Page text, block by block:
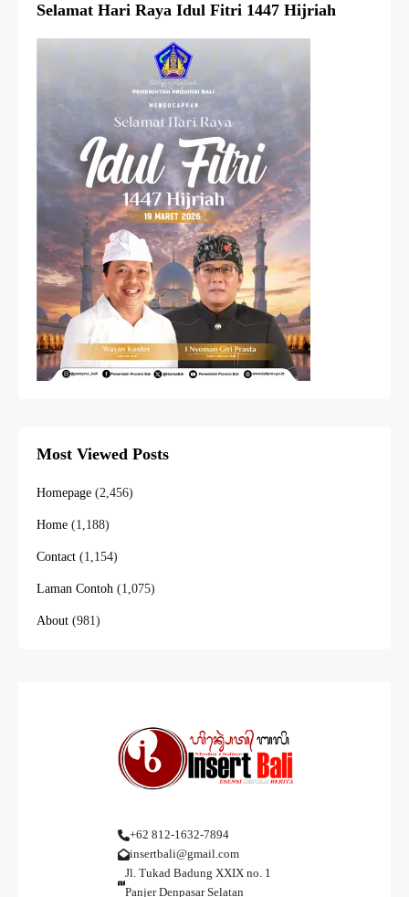
Selamat Hari Raya Idul Fitri 1447 Hijriah
Most Viewed Posts
Homepage (2,456)
Home (1,188)
Contact (1,154)
Laman Contoh (1,075)
About (981)
+62 812-1632-7894
insertbali@gmail.com
Jl. Tukad Badung XXIX no. 1
Panjer Denpasar Selatan